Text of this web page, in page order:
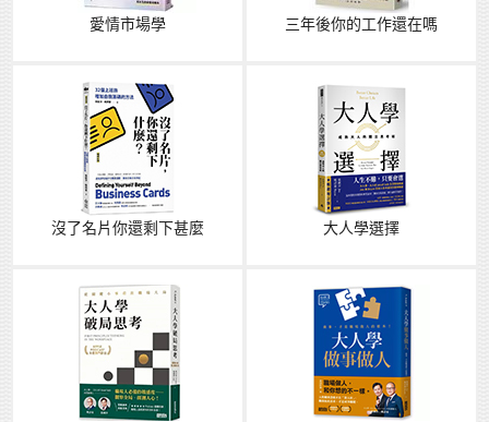
愛情市場學 三年後你的工作還在嗎
沒了名片你還剩下甚麼 大人學選擇